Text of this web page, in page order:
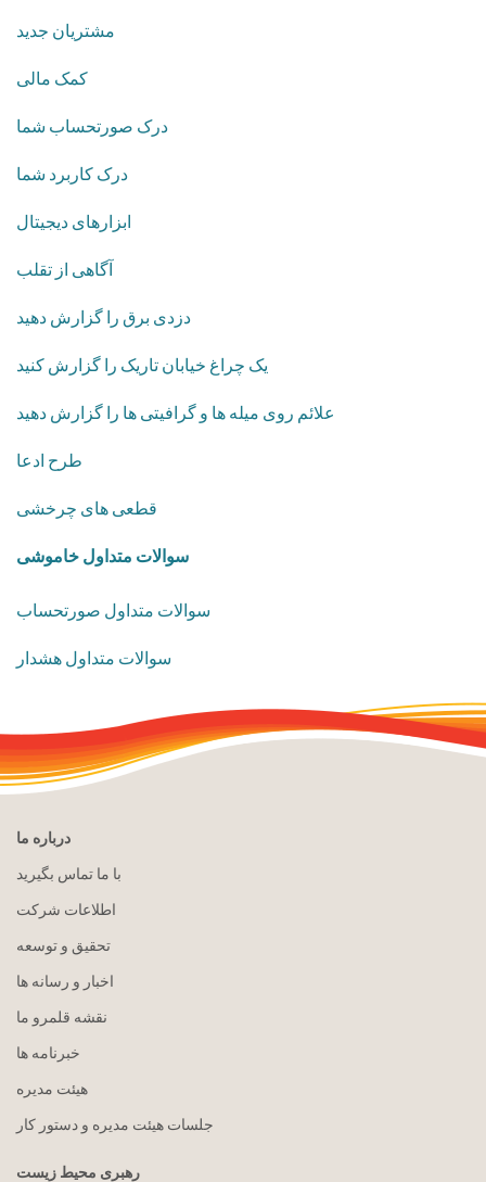
مشتریان جدید
کمک مالی
درک صورتحساب شما
درک کاربرد شما
ابزارهای دیجیتال
آگاهی از تقلب
دزدی برق را گزارش دهید
یک چراغ خیابان تاریک را گزارش کنید
علائم روی میله ها و گرافیتی ها را گزارش دهید
طرح ادعا
قطعی های چرخشی
​سوالات متداول خاموشی
سوالات متداول صورتحساب
سوالات متداول هشدار
درباره ما
با ما تماس بگیرید
اطلاعات شرکت
تحقیق و توسعه
اخبار و رسانه ها
نقشه قلمرو ما
خبرنامه ها
هيئت مدیره
جلسات هیئت مدیره و دستور کار
رهبری محیط زیست